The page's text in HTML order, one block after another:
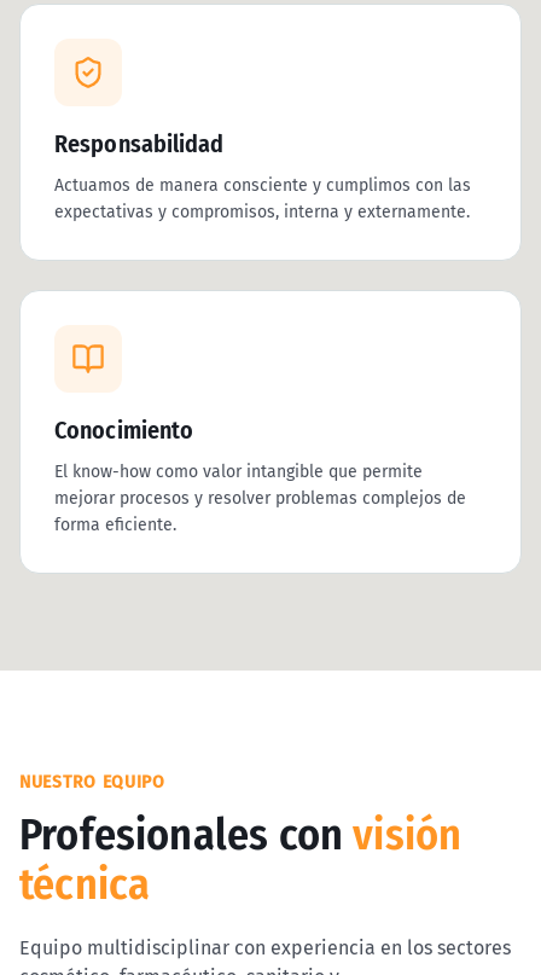
Responsabilidad
Actuamos de manera consciente y cumplimos con las
expectativas y compromisos, interna y externamente.
Conocimiento
El know-how como valor intangible que permite
mejorar procesos y resolver problemas complejos de
forma eficiente.
NUESTRO EQUIPO
Profesionales con visión
técnica
Equipo multidisciplinar con experiencia en los sectores